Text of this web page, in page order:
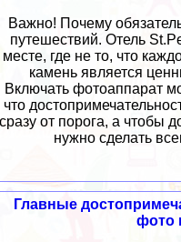
Важно! Почему
путешествий. Отель
месте, где не то, что
камень является
Включать фотоаппарат
что
сразу от порога, а чтобы
нужно сделать
Главные
фото